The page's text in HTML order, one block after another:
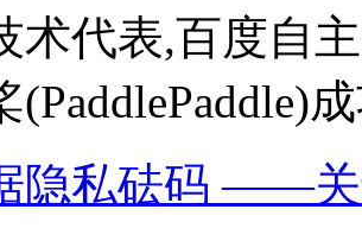
术代表,百度自
隐私砝码 ——